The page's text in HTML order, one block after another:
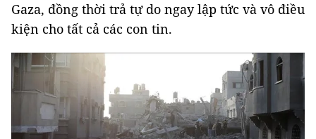
Gaza, đồng thời trả tự do ngay lập tức và vô điều
kiện cho tất cả các con tin.